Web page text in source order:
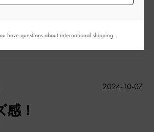
レビューは役に立ちましたか？
！
公
2024-10-07
have questions about international shipping.